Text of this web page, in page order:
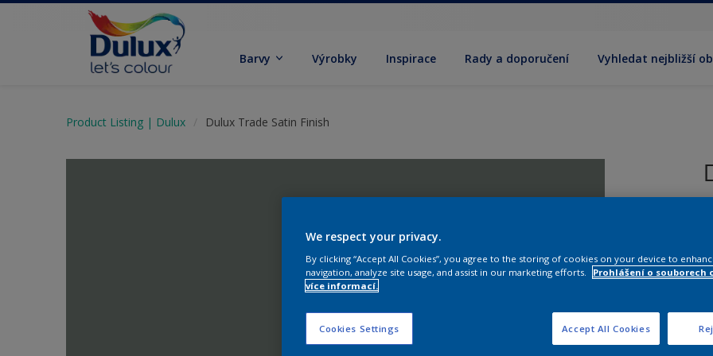
Barvy Výrobky Inspirace Rady a doporučení Vyhledat nejbližší
Product Listing | Dulux Dulux Trade Satin Finish
We respect your privacy.
By clicking “Accept All Cookies”, you agree to the storing of cookies on your device to
navigation, analyze site usage, and assist in our marketing efforts.
Prohlášení o souborech
více informací.
Cookies Settings Accept All Cookies